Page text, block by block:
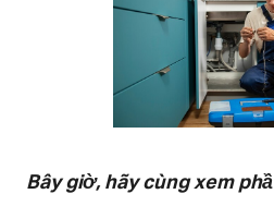
Bây giờ, hãy cùng xem